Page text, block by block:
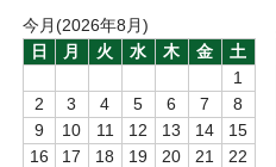
今月(2026年8月)
日
月 火 水 木 金
土
1
2
3 4 5 6 7
8
9
10 11 12 13 14
15
16
17 18 19 20 21
22